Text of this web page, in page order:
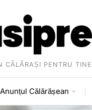
CĂLĂRAȘI PENTRU TINE
Călărășean